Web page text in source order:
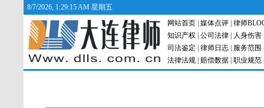
8/7/2026, 1:29:15 AM 星期五
网站首页 媒体点评 律师
知识产权
公司法律 人身伤害
司法鉴定
律师日志 服务范围
法律法规
赔偿数据 职业规范